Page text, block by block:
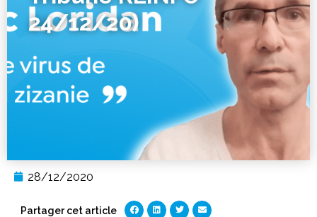
24/12/20)
28/12/2020
Partager cet article